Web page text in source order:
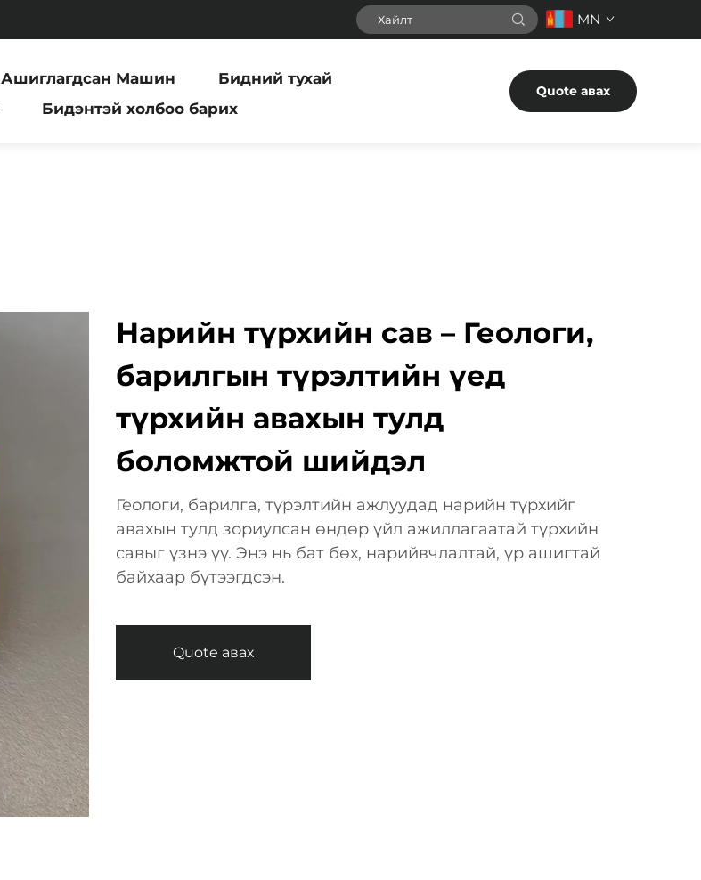
MN
Ашиглагдсан Машин
Бидний тухай
Бидэнтэй холбоо барих
Quote авах
Нарийн түрхийн сав – Геологи,
барилгын түрэлтийн үед
түрхийн авахын тулд
боломжтой шийдэл
Геологи, барилга, түрэлтийн ажлуудад нарийн түрхийг
авахын тулд зориулсан өндөр үйл ажиллагаатай түрхийн
савыг үзнэ үү. Энэ нь бат бөх, нарийвчлалтай, үр ашигтай
байхаар бүтээгдсэн.
Quote авах